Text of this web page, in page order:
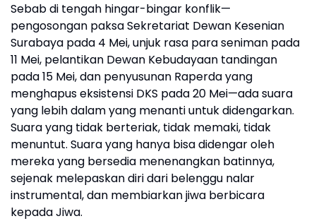
Sebab di tengah hingar-bingar konflik—
pengosongan paksa Sekretariat Dewan Kesenian
Surabaya pada 4 Mei, unjuk rasa para seniman pada
11 Mei, pelantikan Dewan Kebudayaan tandingan
pada 15 Mei, dan penyusunan Raperda yang
menghapus eksistensi DKS pada 20 Mei—ada suara
yang lebih dalam yang menanti untuk didengarkan.
Suara yang tidak berteriak, tidak memaki, tidak
menuntut. Suara yang hanya bisa didengar oleh
mereka yang bersedia menenangkan batinnya,
sejenak melepaskan diri dari belenggu nalar
instrumental, dan membiarkan jiwa berbicara
kepada Jiwa.